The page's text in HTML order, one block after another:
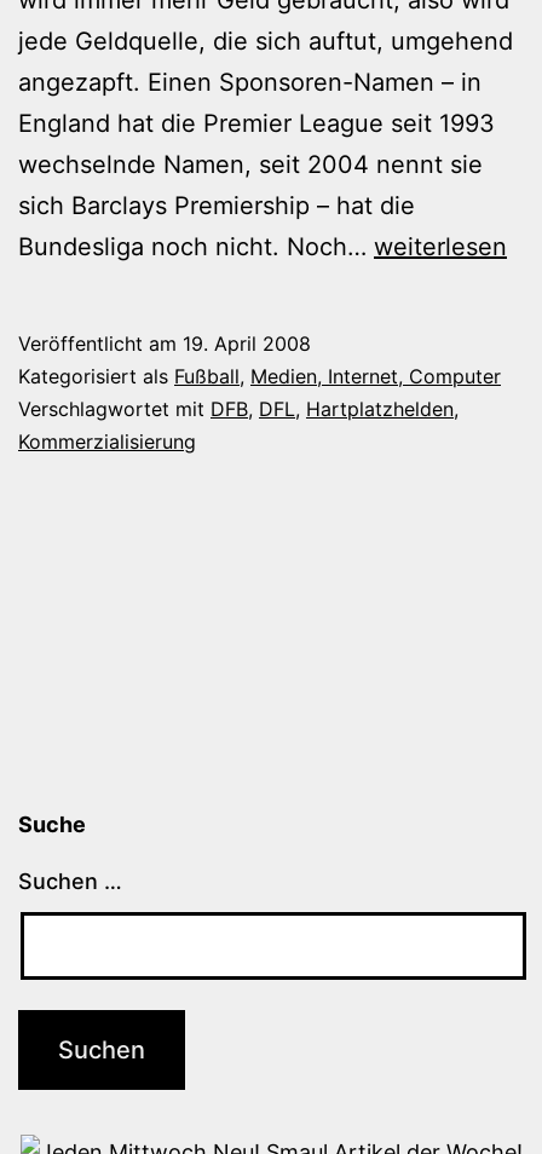
jede Geldquelle, die sich auftut, umgehend
angezapft. Einen Sponsoren-Namen – in
England hat die Premier League seit 1993
wechselnde Namen, seit 2004 nennt sie
sich Barclays Premiership – hat die
Bundesliga noch nicht. Noch… Der
DFL
und
weiterlesen
Veröffentlicht am 19. April 2008
Kategorisiert als Fußball, Medien, Internet, Computer
Verschlagwortet mit DFB, DFL, Hartplatzhelden,
Kommerzialisierung
Suche
Suchen …